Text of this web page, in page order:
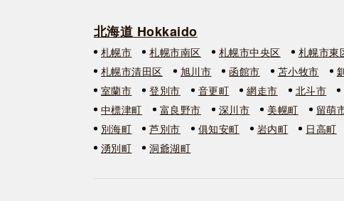
北海道 Hokkaido
札幌市 札幌市南区 札幌市中央区 札幌市東
札幌市清田区
旭川市 函館市 苫小牧市
室蘭市
登別市 音更町 網走市 北斗市
中標津町
富良野市 深川市 美幌町 留萌
別海町
芦別市 俱知安町 岩内町 日高町
湧別町
洞爺湖町